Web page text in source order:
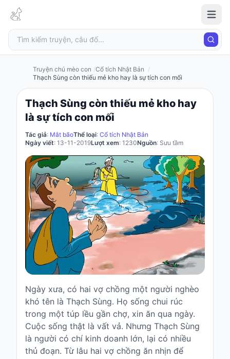
chú
mèo
con
Đăng
nhập
Đăng
Đăng
ký
Truyện
Truyện
cho
bé
Cổ
tích
Việt
Nam
Truyện
cổ
Grimms
Truyện chú mèo con Cổ tích Nhật Bản
Thạch Sùng còn thiếu mẻ kho hay là sự tích con mối
Thạch Sùng còn thiếu mẻ kho hay
là sự tích con mối
Tác giả: Mắt bãoThể loại: Cổ tích Nhật Bản
Ngày viết: 13-11-2019Lượt xem: 1230Nguồn: Sưu tầm
Ngày xưa, có hai vợ chồng một người nghèo
khó tên là Thạch Sùng. Họ sống chui rúc
trong một túp lều gần chợ, xin ăn qua ngày.
Cuộc sống thật là vất vả. Nhưng Thạch Sùng
là người có chí kinh doanh lớn, lại có nhiều
thủ đoạn. Từ lâu hai vợ chồng ăn nhịn để